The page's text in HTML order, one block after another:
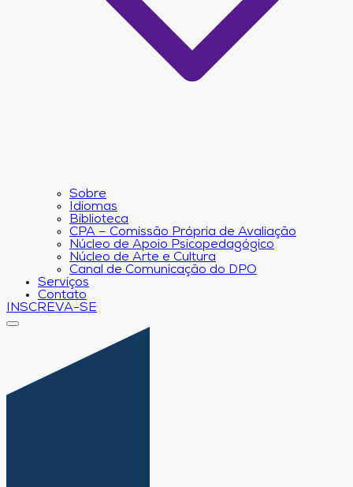
Sobre
Idiomas
Biblioteca
CPA – Comissão Própria de Avaliação
Núcleo de Apoio Psicopedagógico
Núcleo de Arte e Cultura
Canal de Comunicação do DPO
Serviços
Contato
INSCREVA-SE